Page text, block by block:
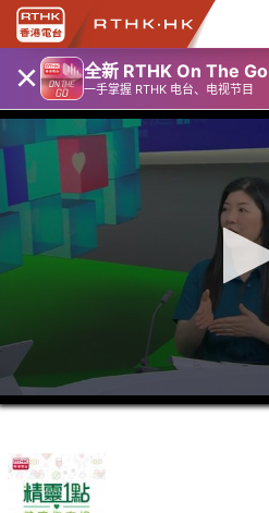
× 全新 RTHK On The Go
一手掌握 RTHK 电台、电视节目
0
seconds
minutes,
55
seconds